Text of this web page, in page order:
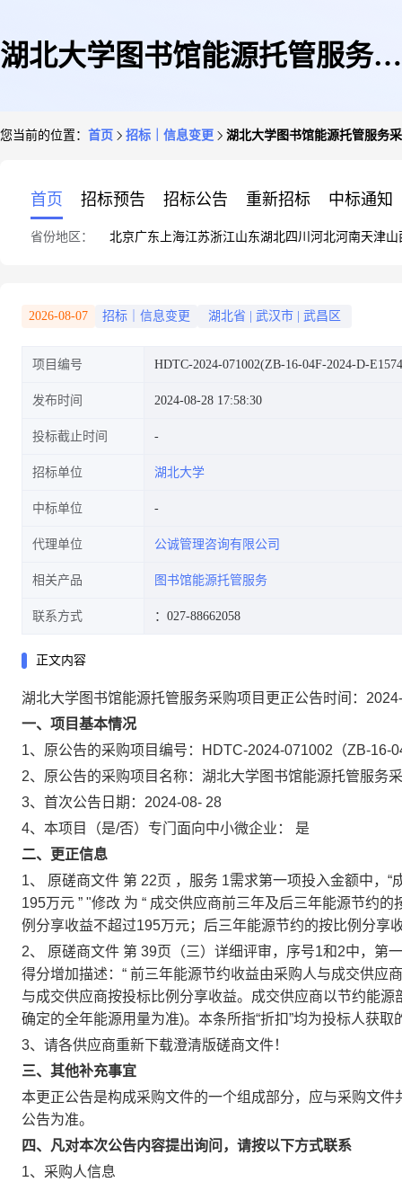
湖北大学图书馆能源托管服务采
您当前的位置： 首页 招标｜信息变更 湖北大学图书馆能源托管服务
首页 招标预告 招标公告 重新招标 中标通知
省份地区： 北京广东 上海江苏浙江山东湖北四川 河北河南天津山
2026-08-07 招标｜信息变更 湖北省 武汉市 武昌区
项目编号 HDTC-2024-071002(ZB-16-04F-2024-D-
发布时间 2024-08-28 17:58:30
投标截止时间
招标单位 湖北大学
中标单位
代理单位 公诚管理咨询有限公司
相关产品 图书馆能源托管服务
联系方式 ：027-88662058
正文内容
湖北大学图书馆能源托管服务采购项目更正公告时间：
一、项目基本情况
1、原公告的采购项目编号：HDTC-2024-071002（ZB-16-
2、原公告的采购项目名称：湖北大学图书馆能源托管服务
3、首次公告日期：2024-08- 28
4、本项目（是/否）专门面向中小微企业： 是
二、更正信息
1、 原磋商文件 第 22页 ，服务 1需求第一项投入金额中，“
195万元 ” "修改 为 “ 成交供应商前三年及后三年能源节约
例分享收益不超过195万元；后三年能源节约的按比例分享
2、 原磋商文件 第 39页（三）详细评审，序号1和2中，第
得分增加描述：“ 前三年能源节约收益由采购人与成交供应
与成交供应商按投标比例分享收益。成交供应商以节约能
确定的全年能源用量为准)。本条所指“折扣”均为投标人获
3、请各供应商重新下载澄清版磋商文件！
三、其他补充事宜
本更正公告是构成采购文件的一个组成部分，应与采购文
公告为准。
四、凡对本次公告内容提出询问，请按以下方式联系
1、采购人信息